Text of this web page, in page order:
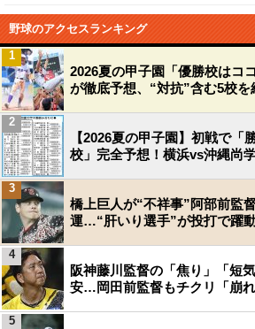
野球のアクセスランキング
2026夏の甲子園「優勝校はコ
が徹底予想、“対抗”含む5校を
1
【2026夏の甲子園】初戦で「
校」完全予想！横浜vs沖縄尚
2
橋上巨人が“不祥事”阿部前監
運…“肝いり選手”が投打で躍
3
阪神藤川監督の「焦り」「短
安…岡田前監督もチクリ「崩れ
4
5